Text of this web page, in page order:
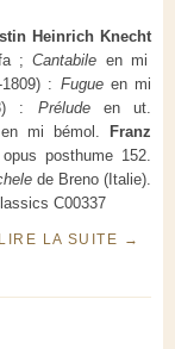
Heinrich Knecht
;Cantabile en mi
: Fugueen mi
: Préludeen ut.
mi bémol.
Franz
posthume 152.
de Breno (Italie).
C00337
LIRE LA SUITE →